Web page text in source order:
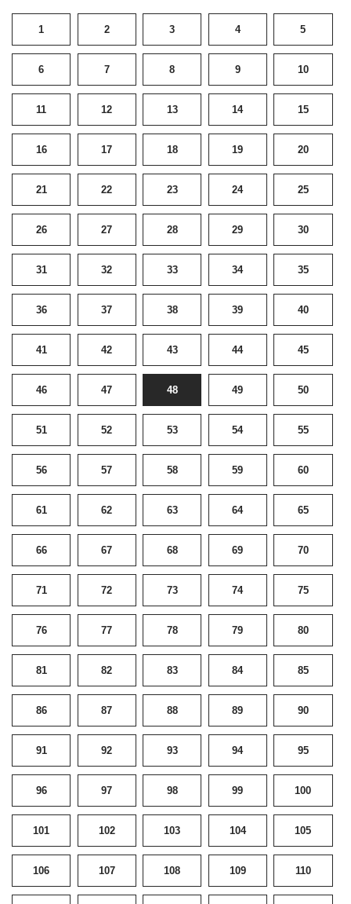
1 2 3 4 5
6 7 8 9 10
11 12 13 14 15
16 17 18 19 20
21 22 23 24 25
26 27 28 29 30
31 32 33 34 35
36 37 38 39 40
41 42 43 44 45
46 47 48 49 50
51 52 53 54 55
56 57 58 59 60
61 62 63 64 65
66 67 68 69 70
71 72 73 74 75
76 77 78 79 80
81 82 83 84 85
86 87 88 89 90
91 92 93 94 95
96 97 98 99 100
101 102 103 104 105
106 107 108 109 110